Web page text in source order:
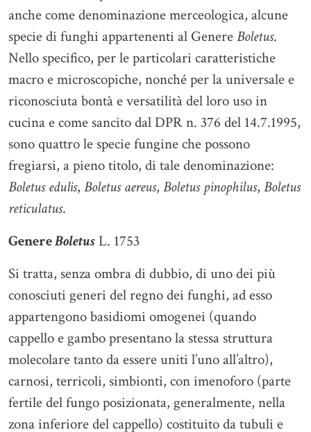
anche come denominazione merceologica, alcune
specie di funghi appartenenti al GenereBoletus.
Nello specifico, per le particolari caratteristiche
macro e microscopiche, nonché per la universale e
riconosciuta bontà e versatilità del loro uso in
cucina e come sancito dal DPR n. 376 del 14.7.1995,
sono quattro le specie fungine che possono
fregiarsi, a pieno titolo, di tale denominazione:
Boletus edulis, Boletus aereus, Boletus pinophilus, Boletus
reticulatus.
GenereBoletusL. 1753
Si tratta, senza ombra di dubbio, di uno dei più
conosciuti generi del regno dei funghi, ad esso
appartengono basidiomi omogenei (quando
cappello e gambo presentano la stessa struttura
molecolare tanto da essere uniti l’uno all’altro),
carnosi, terricoli, simbionti, con imenoforo (parte
fertile del fungo posizionata, generalmente, nella
zona inferiore del cappello) costituito da tubuli e